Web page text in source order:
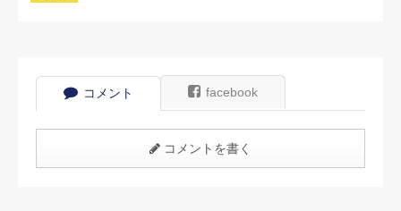
コメント facebook
コメントを書く